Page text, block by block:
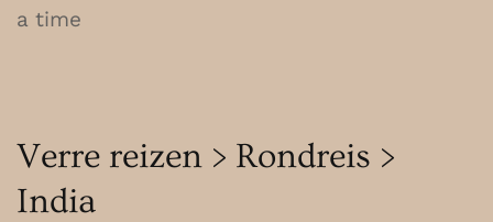
a time
Verre reizen > Rondreis >
India